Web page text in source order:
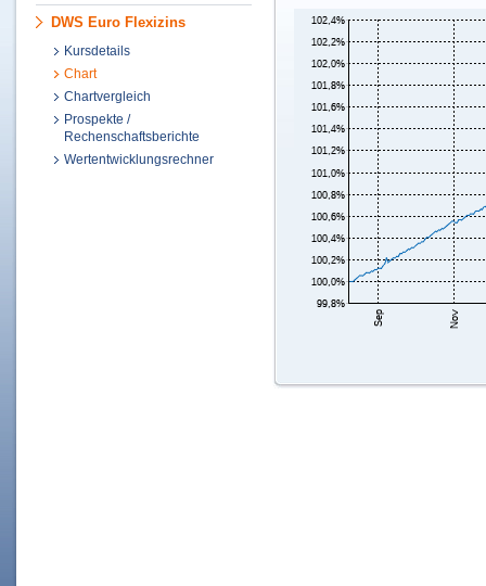
DWS Euro Flexizins
Kursdetails
Chart
Chartvergleich
Prospekte /
Rechenschaftsberichte
Wertentwicklungsrechner